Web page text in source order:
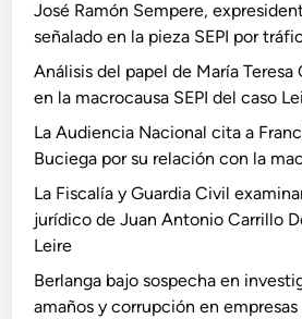
José Ramón Sempere,
señalado en la pieza SEPI por
Análisis del papel de María Teresa
en la macrocausa SEPI del caso
La Audiencia Nacional cita a
Buciega por su relación con la
La Fiscalía y Guardia Civil
jurídico de Juan Antonio Carrillo
Leire
Berlanga bajo sospecha en
amaños y corrupción en